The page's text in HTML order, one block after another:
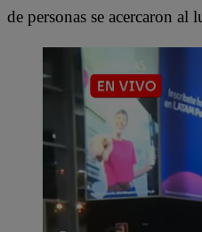
de personas se acercaron al